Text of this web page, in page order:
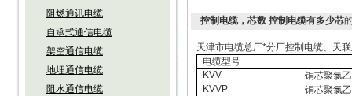
阻燃通讯电缆
自承式通信电缆
架空通信电缆
地埋通信电缆
阻水通信电缆
控制电缆，芯数 控制电缆有多少芯
天津市电缆总厂*分厂控制电缆、天
电缆型号
KVV
铜芯聚氯
KVVP
铜芯聚氯